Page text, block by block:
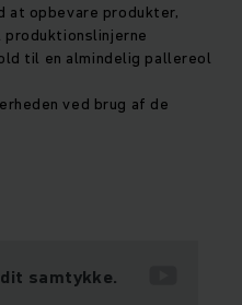
at opbevare produkter,
til en almindelig pallereol
ved brug af de
samtykke.